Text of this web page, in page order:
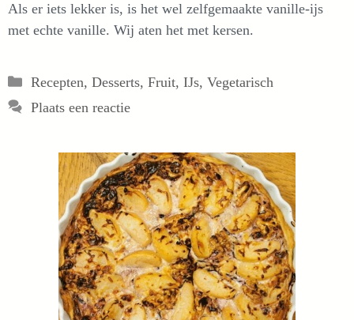
Als er iets lekker is, is het wel zelfgemaakte vanille-ijs
met echte vanille. Wij aten het met kersen.
Categorieën
Recepten, Desserts, Fruit, IJs, Vegetarisch
Plaats een reactie